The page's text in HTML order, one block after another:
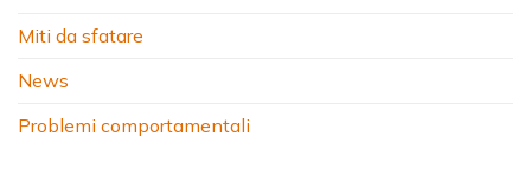
Miti da sfatare
News
Problemi comportamentali